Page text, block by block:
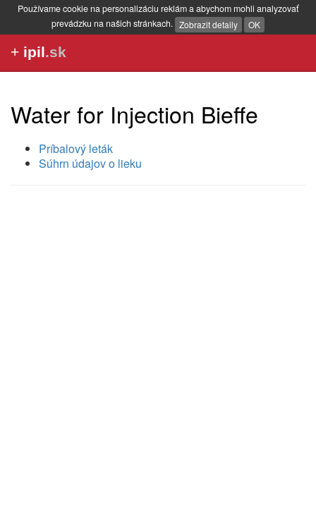
Používame cookie na personalizáciu reklám a abychom mohli analyzovať
prevádzku na našich stránkach. Zobrazit detaily OK
+ ipil.sk
Water for Injection Bieffe
Príbalový leták
Súhrn údajov o lieku